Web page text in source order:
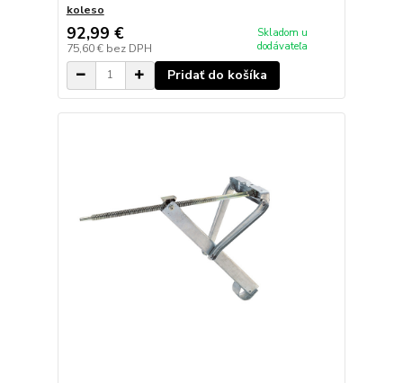
koleso
92,99 €
75,60 € bez DPH
Skladom u
dodávateľa
Pridať do košíka